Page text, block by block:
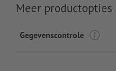
Meer productopties
Gegevenscontrole